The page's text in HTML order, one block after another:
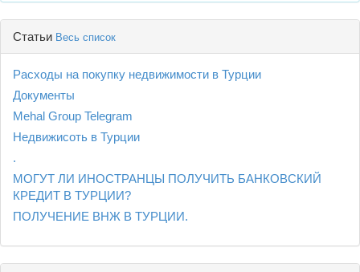
Статьи Весь список
Расходы на покупку недвижимости в Турции
Документы
Mehal Group Telegram
Недвижисоть в Турции
.
МОГУТ ЛИ ИНОСТРАНЦЫ ПОЛУЧИТЬ БАНКОВСКИЙ
КРЕДИТ В ТУРЦИИ?
ПОЛУЧЕНИЕ ВНЖ В ТУРЦИИ.